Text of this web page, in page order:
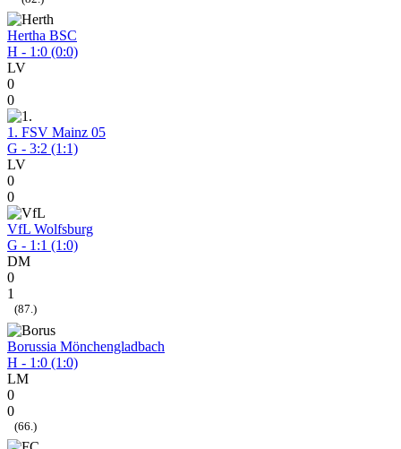
Hertha BSC
H - 1:0 (0:0)
LV
0
0
1. FSV Mainz 05
G - 3:2 (1:1)
LV
0
0
VfL Wolfsburg
G - 1:1 (1:0)
DM
0
1
(87.)
Borussia Mönchengladbach
H - 1:0 (1:0)
LM
0
0
(66.)